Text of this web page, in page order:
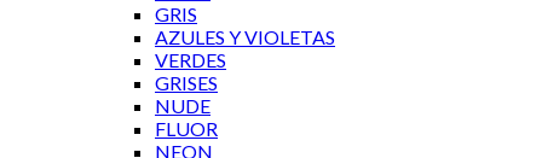
GRIS
AZULES Y VIOLETAS
VERDES
GRISES
NUDE
FLUOR
NEON